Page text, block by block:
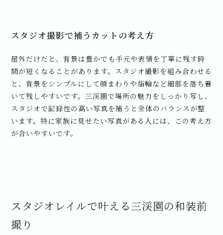
スタジオ撮影で補うカットの考え方
屋外だけだと、背景は豊かでも手元や表情を丁寧に残す時
間が短くなることがあります。スタジオ撮影を組み合わせる
と、背景をシンプルにして顔まわりや指輪など細部を落ち着
いて残しやすいです。三渓園で場所の魅力をしっかり写し、
スタジオで記録性の高い写真を補うと全体のバランスが整
います。特に家族に見せたい写真がある人には、この考え方
が合いやすいです。
スタジオレイルで叶える三渓園の和装前
撮り